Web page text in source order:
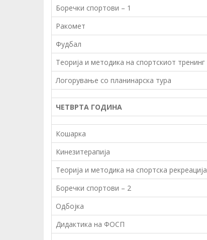
Боречки спортови – 1
Ракомет
Фудбал
Теорија и методика на спортскиот тренинг
Логорување со планинарска тура
ЧЕТВРТА ГОДИНА
Кошарка
Кинезитерапија
Теорија и методика на спортска рекреација
Боречки спортови – 2
Одбојка
Дидактика на ФОСП